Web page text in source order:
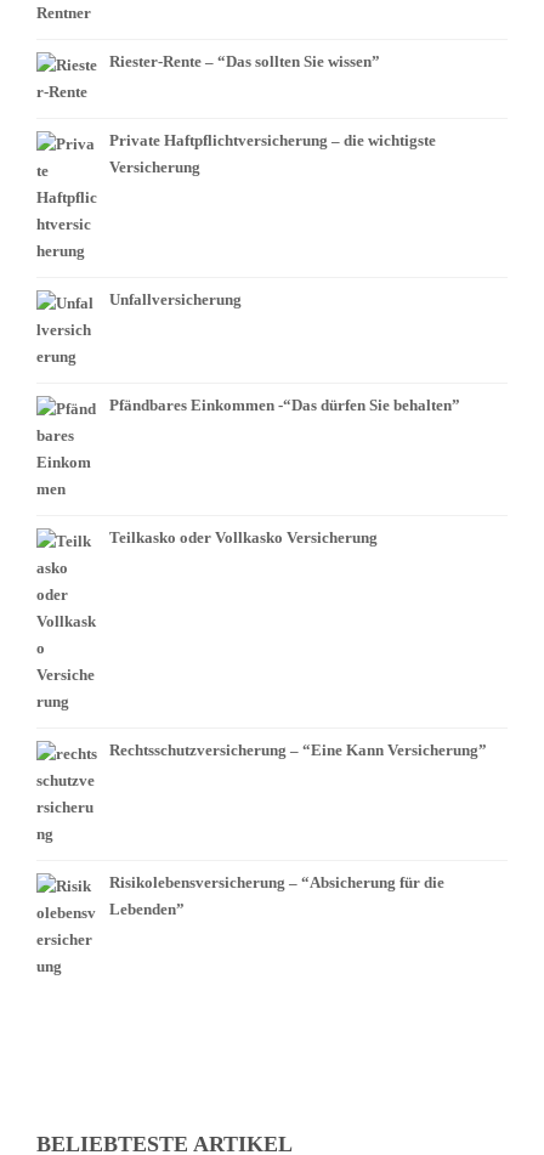
Riester-Rente – “Das sollten Sie wissen”
Private Haftpflichtversicherung – die wichtigste
Versicherung
Unfallversicherung
Pfändbares Einkommen -“Das dürfen Sie behalten”
Teilkasko oder Vollkasko Versicherung
Rechtsschutzversicherung – “Eine Kann Versicherung”
Risikolebensversicherung – “Absicherung für die
Lebenden”
BELIEBTESTE ARTIKEL